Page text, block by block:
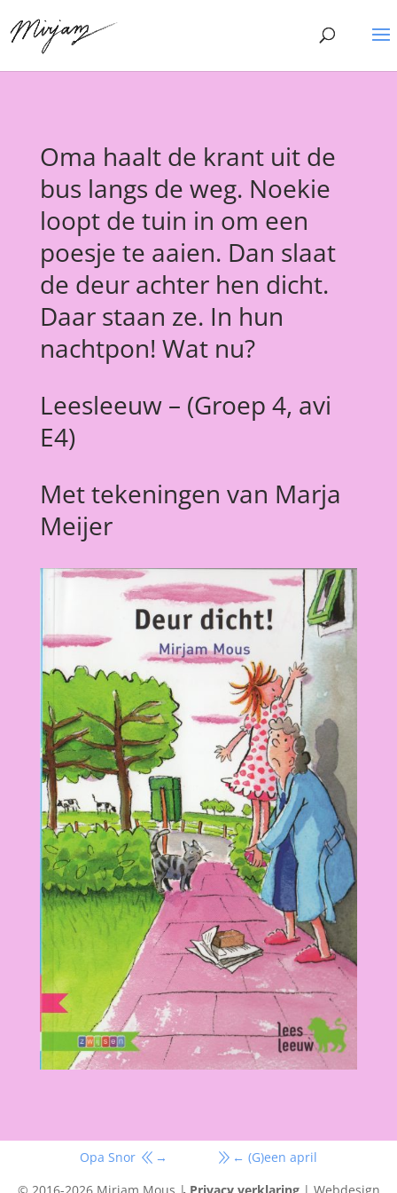
Oma haalt de krant uit de
bus langs de weg. Noekie
loopt de tuin in om een
poesje te aaien. Dan slaat
de deur achter hen dicht.
Daar staan ze. In hun
nachtpon! Wat nu?
Leesleeuw – (Groep 4, avi
E4)
Met tekeningen van Marja
Meijer
Opa Snor → ← (G)een april